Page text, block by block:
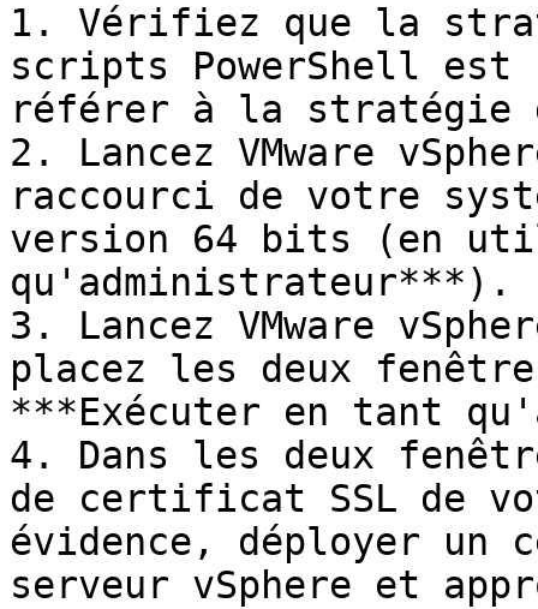
1. Vérifiez que la
scripts PowerShell
référer à la stratégie
2. Lancez VMware
raccourci de votre
version 64 bits (en
qu'administrateur***).
3. Lancez VMware
placez les deux
***Exécuter en tant
4. Dans les deux
de certificat SSL de
évidence, déployer
serveur vSphere et